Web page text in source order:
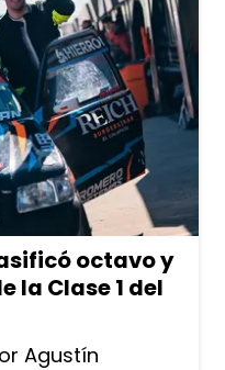
octavo y
la Clase 1 del
Agustín